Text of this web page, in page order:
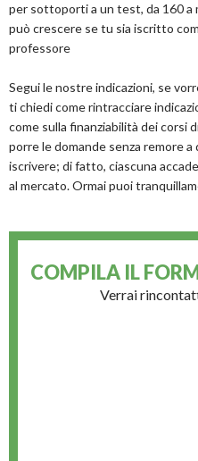
per sottoporti a un test, da 160 a
può crescere se tu sia iscritto
professore
Segui le nostre indicazioni, se
ti chiedi come rintracciare
come sulla finanziabilità dei corsi
porre le domande senza remore
iscrivere; di fatto, ciascuna
al mercato. Ormai puoi
COMPILA IL
Verrai